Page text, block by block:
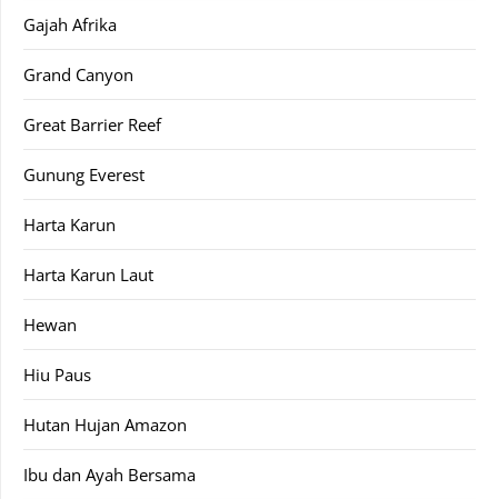
Gajah Afrika
Grand Canyon
Great Barrier Reef
Gunung Everest
Harta Karun
Harta Karun Laut
Hewan
Hiu Paus
Hutan Hujan Amazon
Ibu dan Ayah Bersama